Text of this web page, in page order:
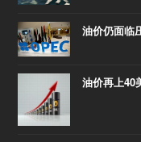
油价仍面临
油价再上40